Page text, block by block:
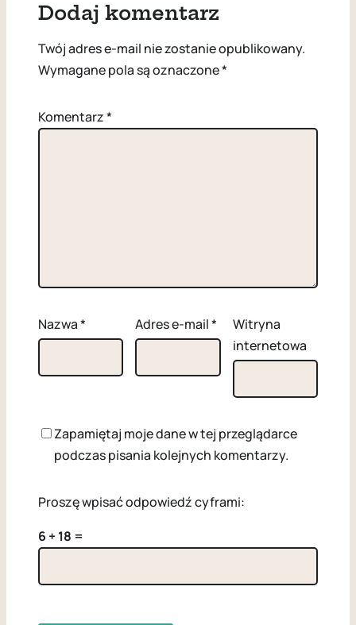
Dodaj komentarz
Twój adres e-mail nie zostanie opublikowany.
Wymagane pola są oznaczone*
Komentarz*
Nazwa* Adres e-mail*
Witryna
internetowa
Zapamiętaj moje dane w tej przeglądarce
podczas pisania kolejnych komentarzy.
Proszę wpisać odpowiedź cyframi:
6 + 18 =